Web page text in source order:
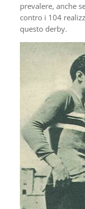
prevalere, anche
contro i 104
questo derby.